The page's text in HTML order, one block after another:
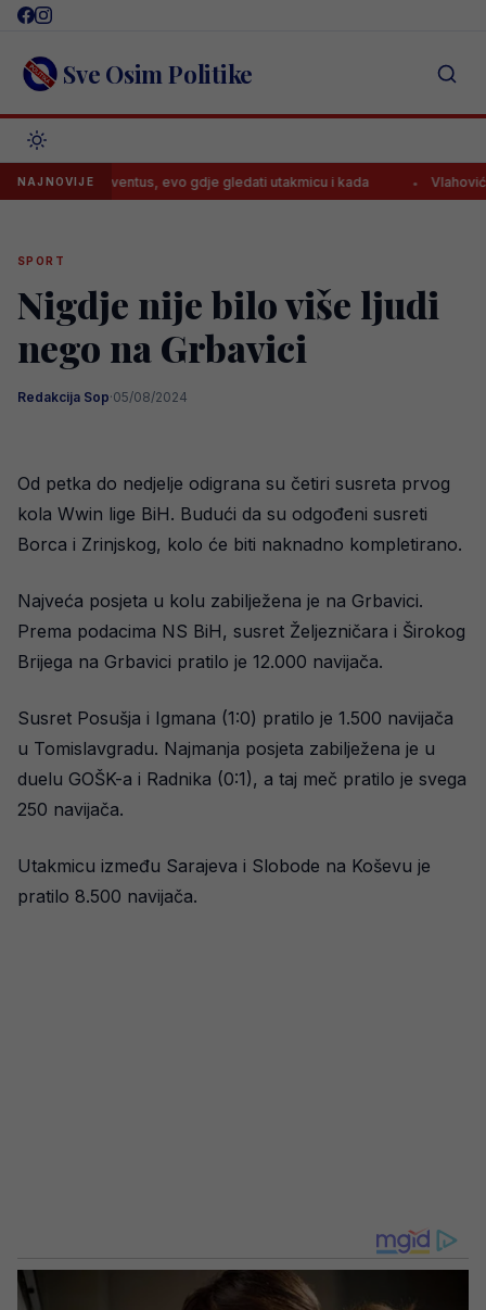
Skip
content Sve Osim Politike
NAJNOVIJE
za Juventus, evo gdje gledati utakmicu i kada Vlahović stiže u
SPORT
Nigdje nije bilo više ljudi
nego na Grbavici
Redakcija Sop·05/08/2024
Od petka do nedjelje odigrana su četiri susreta prvog
kola Wwin lige BiH. Budući da su odgođeni susreti
Borca i Zrinjskog, kolo će biti naknadno kompletirano.
Najveća posjeta u kolu zabilježena je na Grbavici.
Prema podacima NS BiH, susret Željezničara i Širokog
Brijega na Grbavici pratilo je 12.000 navijača.
Susret Posušja i Igmana (1:0) pratilo je 1.500 navijača
u Tomislavgradu. Najmanja posjeta zabilježena je u
duelu GOŠK-a i Radnika (0:1), a taj meč pratilo je svega
250 navijača.
Utakmicu između Sarajeva i Slobode na Koševu je
pratilo 8.500 navijača.